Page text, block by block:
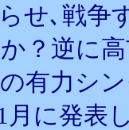
せ､戦争
？逆に
有力シ
月に発表